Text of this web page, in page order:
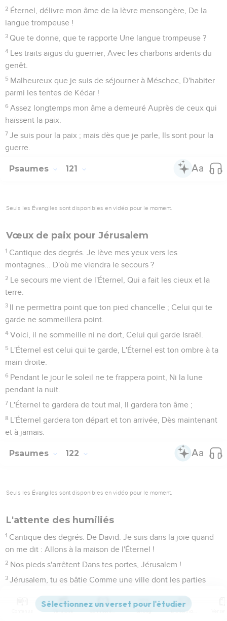
2 Éternel, délivre mon âme de la lèvre mensongère, De la
langue trompeuse !
3 Que te donne, que te rapporte Une langue trompeuse ?
4 Les traits aigus du guerrier, Avec les charbons ardents du
genêt.
5 Malheureux que je suis de séjourner à Méschec, D'habiter
parmi les tentes de Kédar !
6 Assez longtemps mon âme a demeuré Auprès de ceux qui
haïssent la paix.
7 Je suis pour la paix ; mais dès que je parle, Ils sont pour la
guerre.
Psaumes 121
Seuls les Évangiles sont disponibles en vidéo pour le moment.
Vœux de paix pour Jérusalem
1 Cantique des degrés. Je lève mes yeux vers les
montagnes... D'où me viendra le secours ?
2 Le secours me vient de l'Éternel, Qui a fait les cieux et la
terre.
3 Il ne permettra point que ton pied chancelle ; Celui qui te
garde ne sommeillera point.
4 Voici, il ne sommeille ni ne dort, Celui qui garde Israël.
5 L'Éternel est celui qui te garde, L'Éternel est ton ombre à ta
main droite.
6 Pendant le jour le soleil ne te frappera point, Ni la lune
pendant la nuit.
7 L'Éternel te gardera de tout mal, Il gardera ton âme ;
8 L'Éternel gardera ton départ et ton arrivée, Dès maintenant
et à jamais.
Psaumes 122
Seuls les Évangiles sont disponibles en vidéo pour le moment.
L'attente des humiliés
1 Cantique des degrés. De David. Je suis dans la joie quand
on me dit : Allons à la maison de l'Éternel !
2 Nos pieds s'arrêtent Dans tes portes, Jérusalem !
3 Jérusalem, tu es bâtie Comme une ville dont les parties
C'est là que montent les tribus, les tribus de l'Éternel, Selon
Versions Commentaires Strong